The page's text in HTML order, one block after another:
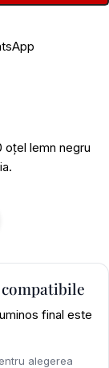
oțel lemn negru
final este
alegerea